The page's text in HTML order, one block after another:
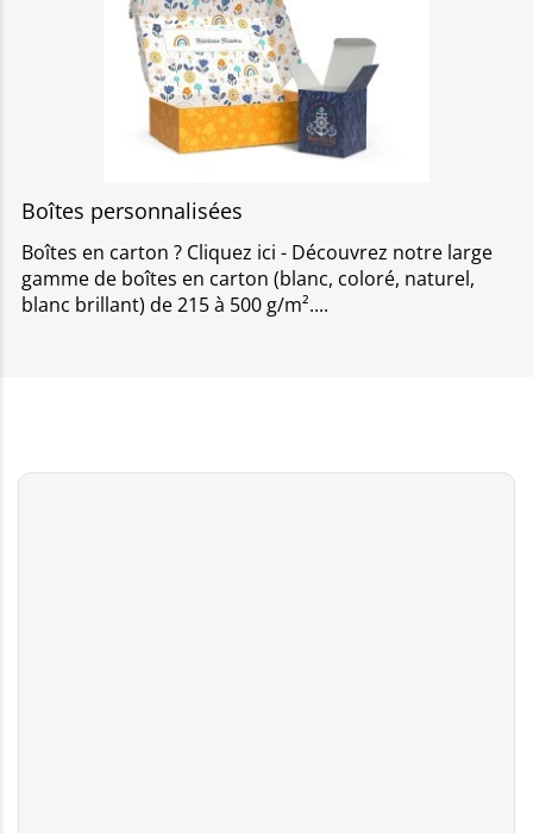
Boîtes personnalisées
Boîtes en carton ? Cliquez ici - Découvrez notre large
gamme de boîtes en carton (blanc, coloré, naturel,
blanc brillant) de 215 à 500 g/m².